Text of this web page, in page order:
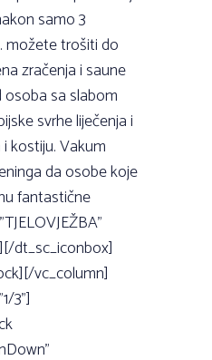
samo 3
možete trošiti do
zračenja i saune
sa slabom
svrhe liječenja i
kostiju. Vakum
da osobe koje
fantastične
dt_sc_iconbox]
vc_column]
3”]